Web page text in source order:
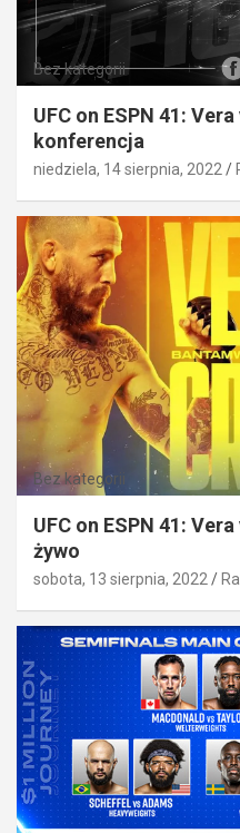
Bez kategorii
UFC on ESPN 41:
konferencja
niedziela, 14 sierpnia, 2022
Bez kategorii
UFC on ESPN 41:
żywo
sobota, 13 sierpnia, 2022